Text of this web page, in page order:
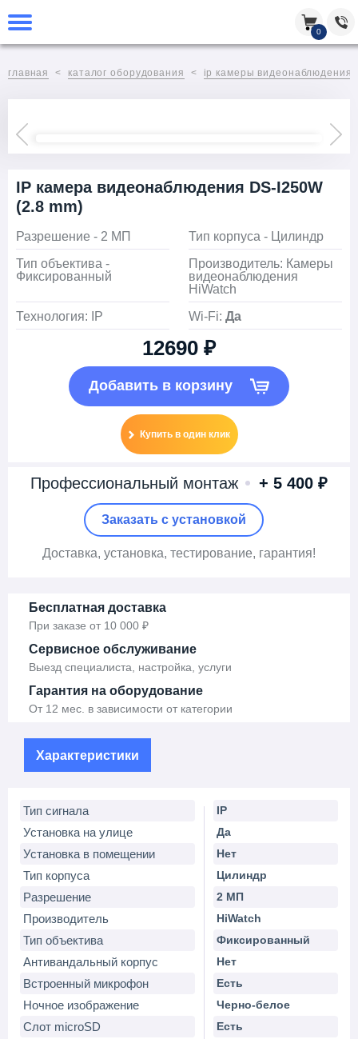
0
главная каталог оборудования ip камеры видеонаблюдения
IP камера видеонаблюдения DS-I250W
(2.8 mm)
Разрешение - 2 МП
Тип корпуса - Цилиндр
Тип объектива -
Фиксированный
Производитель: Камеры
видеонаблюдения
HiWatch
Технология: IP
Wi-Fi:Да
12690 ₽
Добавить в корзину
Купить в один клик
Профессиональный монтаж + 5 400 ₽
Заказать c установкой
Доставка, установка, тестирование, гарантия!
Бесплатная доставка
При заказе от 10 000 ₽
Сервисное обслуживание
Выезд специалиста, настройка, услуги
Гарантия на оборудование
От 12 мес. в зависимости от категории
Характеристики
Тип сигнала IP
Установка на улице Да
Установка в помещении Нет
Тип корпуса Цилиндр
Разрешение 2 МП
Производитель HiWatch
Тип объектива Фиксированный
Антивандальный корпус Нет
Встроенный микрофон Есть
Ночное изображение Черно-белое
Слот microSD Есть